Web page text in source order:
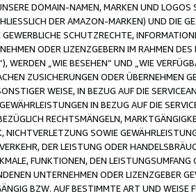
DOMAIN-NAMEN, MARKEN UND
DER AMAZON-MARKEN) UND DIE
SCHUTZRECHTE,
ODER LIZENZGEBERN IM RAHMEN
WERDEN „WIE BESEHEN“ UND „WIE
ZUSICHERUNGEN ODER ÜBERNEHMEN
WEISE, IN BEZUG AUF DIE
IN BEZUG AUF DIE
RECHTSMÄNGELN,
NICHTVERLETZUNG SOWIE
DER LEISTUNG ODER
FUNKTIONEN, DEN
UNTERNEHMEN ODER LIZENZGEBER
BZW. AUF BESTIMMTE ART UND